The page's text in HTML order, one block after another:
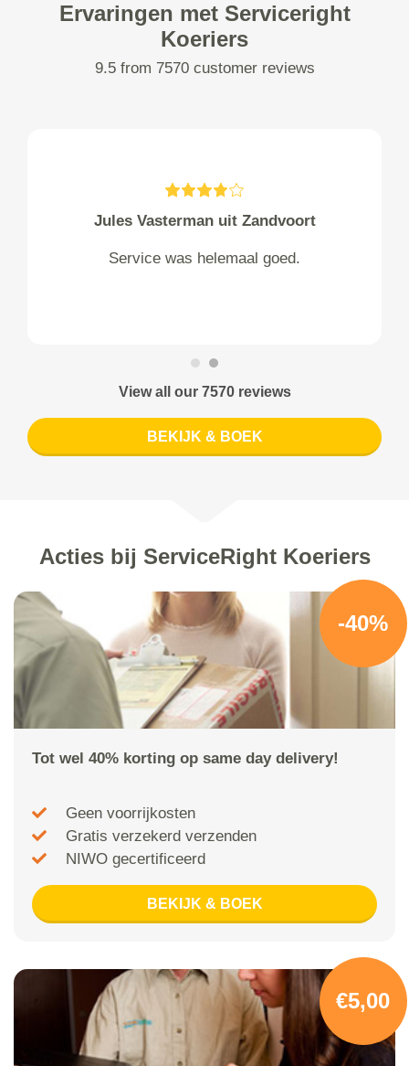
Ervaringen met Serviceright
Koeriers
9.5 from 7570 customer reviews
Jules Vasterman uit Zandvoort
Service was helemaal goed.
View all our 7570 reviews
BEKIJK & BOEK
Acties bij ServiceRight Koeriers
-40%
Tot wel 40% korting op same day delivery!
Geen voorrijkosten
Gratis verzekerd verzenden
NIWO gecertificeerd
BEKIJK & BOEK
€5,00